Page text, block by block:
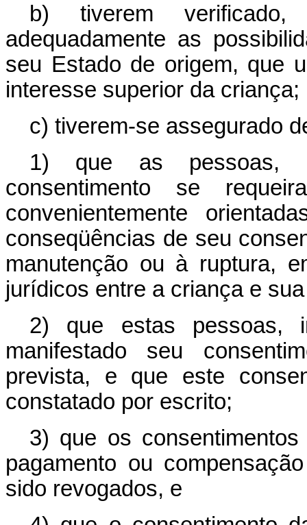
b) tiverem
adequadamente as
seu Estado de origem, que
interesse superior da criança;
c) tiverem-se assegurado
1) que as pessoas,
consentimento se
convenientemente
conseqüências de seu
manutenção ou à ruptura,
jurídicos entre a criança e
2) que estas pessoas,
manifestado seu
prevista, e que este
constatado por escrito;
3) que os
pagamento ou
sido revogados, e